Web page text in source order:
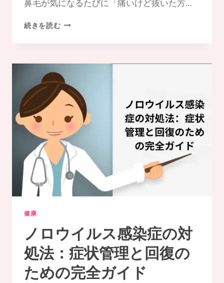
鼻毛が気になるたびに「痛いけど抜いた方…
続きを読む鼻
の
く
か
ト
リ
ミ
ン
か:
安
全
性
比
健康
ノロウイルス感染症の対
処法：症状管理と回復の
ための完全ガイド